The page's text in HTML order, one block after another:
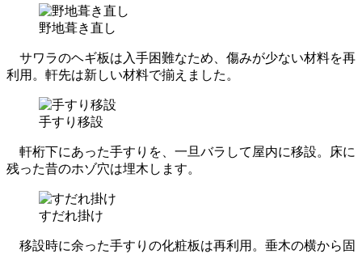
野地葺き直し
サワラのヘギ板は入手困難なため、傷みが少ない材料を再
利用。軒先は新しい材料で揃えました。
手すり移設
軒桁下にあった手すりを、一旦バラして屋内に移設。床に
残った昔のホゾ穴は埋木します。
すだれ掛け
移設時に余った手すりの化粧板は再利用。垂木の横から固